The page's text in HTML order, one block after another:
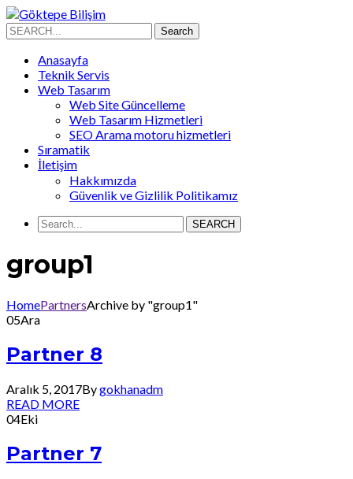
Search
for:
Search
Anasayfa
Teknik Servis
Web Tasarım
Web Site Güncelleme
Web Tasarım Hizmetleri
SEO Arama motoru hizmetleri
Sıramatik
İletişim
Hakkımızda
Güvenlik ve Gizlilik Politikamız
SEARCH
group1
HomePartnersArchive by "group1"
05Ara
Partner 8
Aralık 5, 2017Bygokhanadm
READ MORE
04Eki
Partner 7